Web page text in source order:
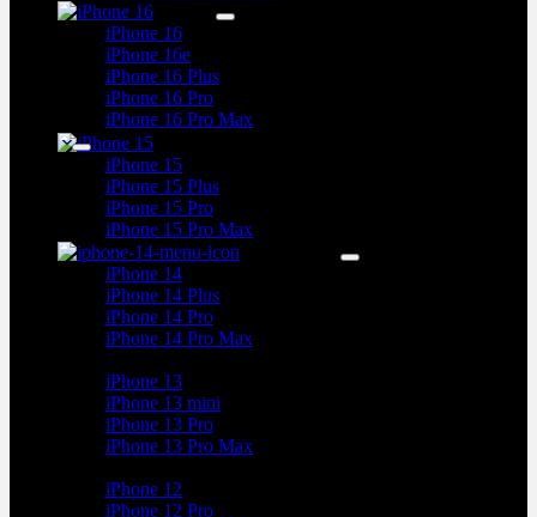
iPhone 16
iPhone 16e
iPhone 16 Plus
iPhone 16 Pro
iPhone 16 Pro Max
iPhone 15
iPhone 15 Plus
iPhone 15 Pro
iPhone 15 Pro Max
iPhone 14
iPhone 14 Plus
iPhone 14 Pro
iPhone 14 Pro Max
iPhone 13
iPhone 13 mini
iPhone 13 Pro
iPhone 13 Pro Max
iPhone 12
iPhone 12 Pro